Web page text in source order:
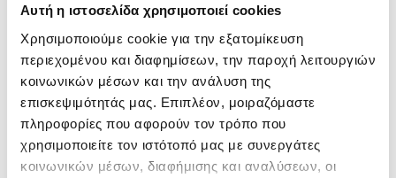
Αυτή η ιστοσελίδα χρησιμοποιεί cookies
Χρησιμοποιούμε cookie για την εξατομίκευση
περιεχομένου και διαφημίσεων, την παροχή λειτουργιών
κοινωνικών μέσων και την ανάλυση της
επισκεψιμότητάς μας. Επιπλέον, μοιραζόμαστε
πληροφορίες που αφορούν τον τρόπο που
χρησιμοποιείτε τον ιστότοπό μας με συνεργάτες
κοινωνικών μέσων, διαφήμισης και αναλύσεων, οι